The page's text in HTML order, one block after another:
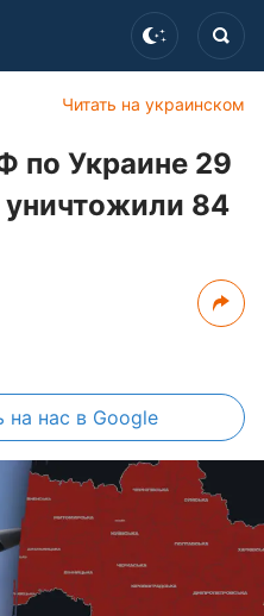
Читать на украинском
по Украине 29
84
на нас в Google